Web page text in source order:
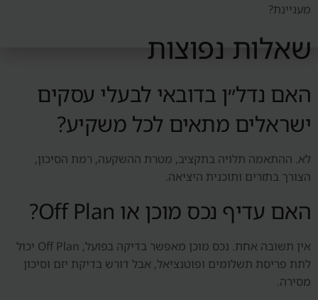
מעניינת?
שאלות נפוצות
האם נדל״ן בדובאי לבעלי עסקים
ישראלים מתאים לכל משקיע?
לא. ההתאמה תלויה בתקציב, מטרת ההשקעה, רמת הסיכון,
הצורך בתזרים ותוכנית היציאה.
האם עדיף נכס מוכן או Off Plan?
אין תשובה אחת. נכס מוכן מאפשר בדיקה בפועל, Off Plan יכול
לתת פריסת תשלומים ופוטנציאל, אבל דורש בדיקת יזם וסיכון
מסירה.